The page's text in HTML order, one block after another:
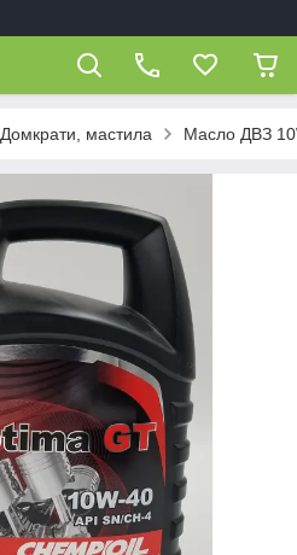
Домкрати, мастила Масло ДВЗ